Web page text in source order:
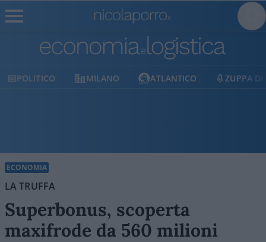
MILANO ATLANTICO ZUPPA DI PORRO
ECONOMIA
LA TRUFFA
Superbonus, scoperta
maxifrode da 560 milioni